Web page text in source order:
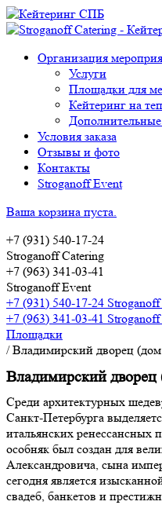
Организация
Услуги
Площадки для
Кейтеринг на
Условия заказа
Отзывы и фото
Контакты
Stroganoff Event
Ваша корзина пуста.
+7 (931) 540-17-24
Stroganoff Catering
+7 (963) 341-03-41
Stroganoff Event
+7 (931) 540-17-24
+7 (963) 341-03-41
Площадки
/ Владимирский дворец
Владимирский
Среди архитектурных
Санкт-Петербурга
итальянских
особняк был создан для
Александровича, сына
сегодня является
свадеб, банкетов и